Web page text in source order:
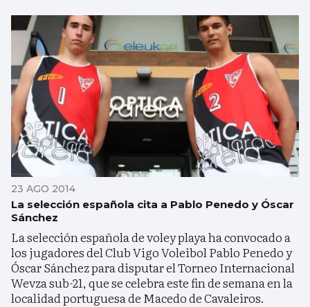
23 AGO 2014
La selección española cita a Pablo Penedo y Óscar
Sánchez
La selección española de voley playa ha convocado a
los jugadores del Club Vigo Voleibol Pablo Penedo y
Óscar Sánchez para disputar el Torneo Internacional
Wevza sub-21, que se celebra este fin de semana en la
localidad portuguesa de Macedo de Cavaleiros.